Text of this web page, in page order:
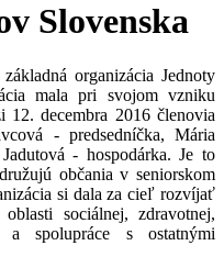
Slovenska
organizácia Jednoty
mala pri svojom vzniku
12. decembra 2016 členovia
- predsedníčka, Mária
- hospodárka. Je to
občania v seniorskom
si dala za cieľ rozvíjať
sociálnej, zdravotnej,
a spolupráce s ostatnými